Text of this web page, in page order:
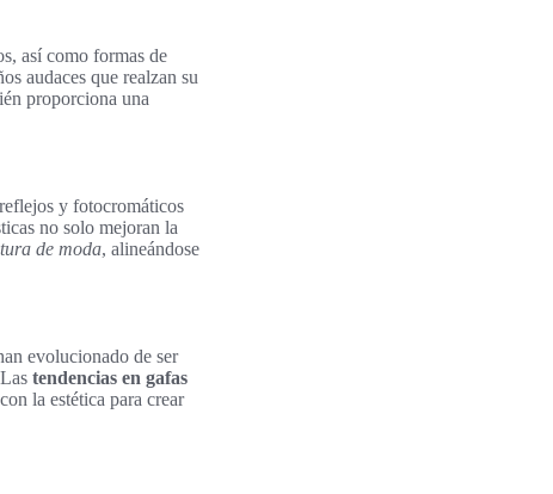
así como formas de
audaces que realzan su
proporciona una
y fotocromáticos
no solo mejoran la
de moda, alineándose
evolucionado de ser
tendencias en gafas
la estética para crear